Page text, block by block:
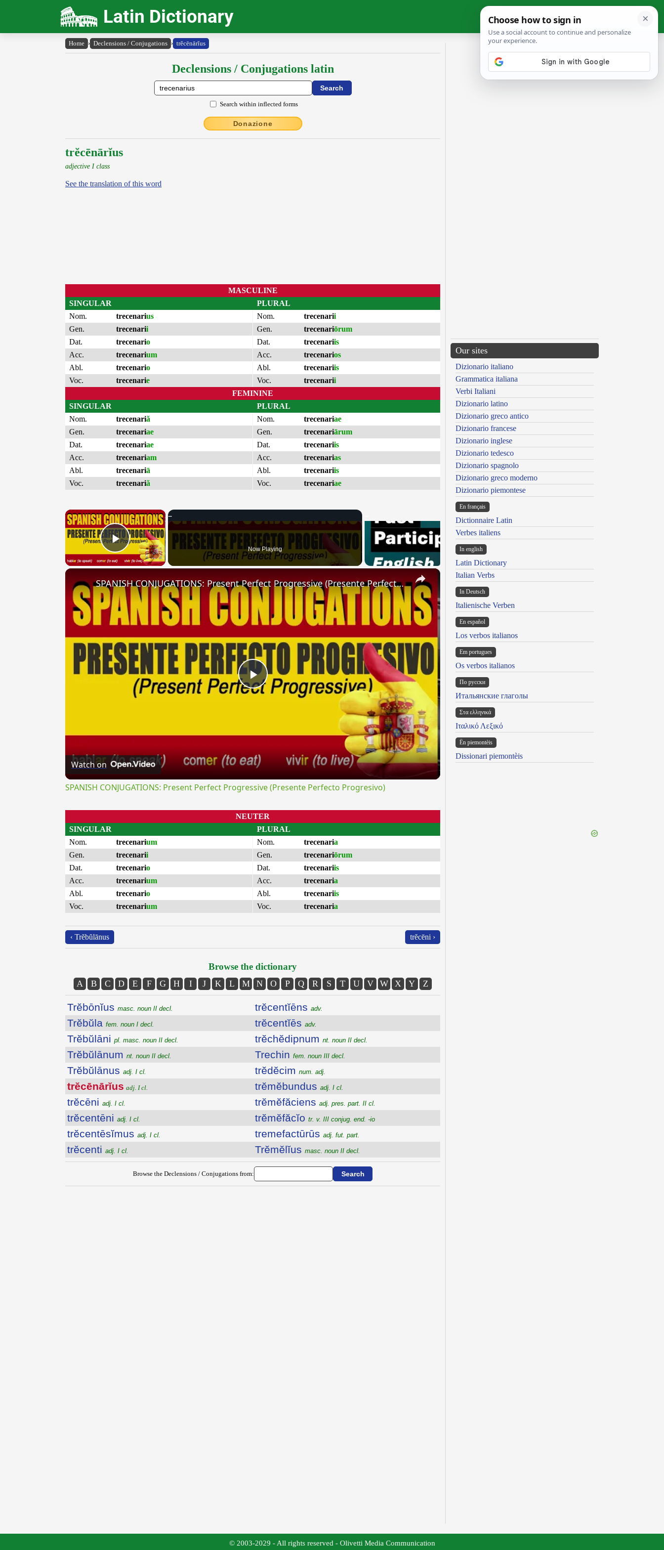
Latin Dictionary
Home › Declensions / Conjugations › trĕcēnārĭus
Declensions / Conjugations latin
Search within inflected forms
Donazione
trĕcēnārĭus
adjective I class
See the translation of this word
MASCULINE
SINGULAR
Nom.
trecenarius
Gen.
trecenarii
Dat.
trecenario
Acc.
trecenarium
Abl.
trecenario
Voc.
trecenarie
PLURAL
Nom.
trecenarii
Gen.
trecenariōrum
Dat.
trecenariis
Acc.
trecenarios
Abl.
trecenariis
Voc.
trecenarii
FEMININE
SINGULAR
Nom.
trecenariă
Gen.
trecenariae
Dat.
trecenariae
Acc.
trecenariam
Abl.
trecenariā
Voc.
trecenariă
PLURAL
Nom.
trecenariae
Gen.
trecenariārum
Dat.
trecenariis
Acc.
trecenarias
Abl.
trecenariis
Voc.
trecenariae
×
Play Video Now Playing
×
Play
SPANISH CONJUGATIONS: Present Perfect Progressive (Presente Perfecto Progresivo)
Watch on
SPANISH CONJUGATIONS: Present Perfect Progressive (Presente Perfecto Progresivo)
NEUTER
SINGULAR
Nom.
trecenarium
Gen.
trecenarii
Dat.
trecenario
Acc.
trecenarium
Abl.
trecenario
Voc.
trecenarium
PLURAL
Nom.
trecenaria
Gen.
trecenariōrum
Dat.
trecenariis
Acc.
trecenaria
Abl.
trecenariis
Voc.
trecenaria
‹ Trĕbŭlānus trĕcēni ›
Browse the dictionary
A B C D E F G H I J K L M N O P Q R S T U V W X Y Z
Trĕbōnĭus masc. noun II decl.
Trĕbŭla fem. noun I decl.
Trĕbŭlāni pl. masc. noun II decl.
Trĕbŭlānum nt. noun II decl.
Trĕbŭlānus adj. I cl.
trĕcēnārĭus adj. I cl.
trĕcēni adj. I cl.
trĕcentēni adj. I cl.
trĕcentēsĭmus adj. I cl.
trĕcenti adj. I cl.
trĕcentĭēns adv.
trĕcentĭēs adv.
trĕchĕdipnum nt. noun II decl.
Trechin fem. noun III decl.
trĕdĕcim num. adj.
trĕmĕbundus adj. I cl.
trĕmĕfăciens adj. pres. part. II cl.
trĕmĕfăcĭo tr. v. III conjug. end. -io
tremefactūrūs adj. fut. part.
Trĕmĕlĭus masc. noun II decl.
Browse the Declensions / Conjugations from:
Our sites
Dizionario italiano
Grammatica italiana
Verbi Italiani
Dizionario latino
Dizionario greco antico
Dizionario francese
Dizionario inglese
Dizionario tedesco
Dizionario spagnolo
Dizionario greco moderno
Dizionario piemontese
En français
Dictionnaire Latin
Verbes italiens
In english
Latin Dictionary
Italian Verbs
In Deutsch
Italienische Verben
En español
Los verbos italianos
Em portugues
Os verbos italianos
По русски
Итальянские глаголы
Στα ελληνικά
Ιταλικό Λεξικό
Ën piemontèis
Dissionari piemontèis
© 2003-2029 - All rights reserved - Olivetti Media Communication